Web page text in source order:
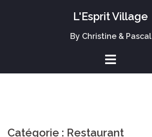
L'Esprit Village
By Christine & Pascal
Catégorie : Restaurant